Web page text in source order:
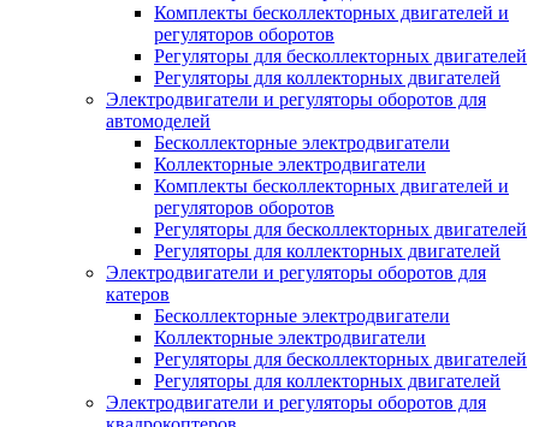
Комплекты бесколлекторных двигателей и
регуляторов оборотов
Регуляторы для бесколлекторных двигателей
Регуляторы для коллекторных двигателей
Электродвигатели и регуляторы оборотов для
автомоделей
Бесколлекторные электродвигатели
Коллекторные электродвигатели
Комплекты бесколлекторных двигателей и
регуляторов оборотов
Регуляторы для бесколлекторных двигателей
Регуляторы для коллекторных двигателей
Электродвигатели и регуляторы оборотов для
катеров
Бесколлекторные электродвигатели
Коллекторные электродвигатели
Регуляторы для бесколлекторных двигателей
Регуляторы для коллекторных двигателей
Электродвигатели и регуляторы оборотов для